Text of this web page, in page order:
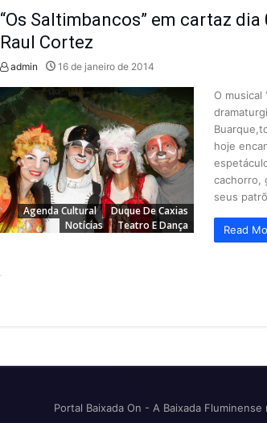
“Os Saltimbancos” em cartaz
Raul Cortez
admin 16 de janeiro de 2014
Agenda Cultural
Duque De Caxias
Notícias
Teatro E Dança
O musical
hoje
cachorro,
seus
Read
Portal Baixada On - A Baixada